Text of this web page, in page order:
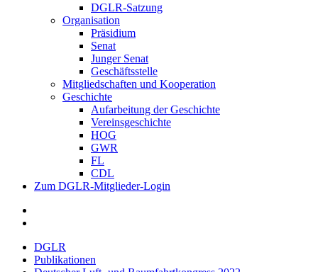
DGLR-Satzung
Organisation
Präsidium
Senat
Junger Senat
Geschäftsstelle
Mitgliedschaften und Kooperation
Geschichte
Aufarbeitung der Geschichte
Vereinsgeschichte
HOG
GWR
FL
CDL
Zum DGLR-Mitglieder-Login
DGLR
Publikationen